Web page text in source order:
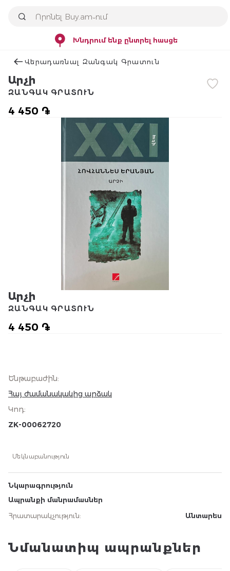
Խնդրում ենք ընտրել հասցե
Վերադառնալ Զանգակ Գրատուն
Արչի
4 450 ֏
ԶԱՆԳԱԿ ԳՐԱՏՈՒՆ
Արչի
4 450 ֏
ԶԱՆԳԱԿ ԳՐԱՏՈՒՆ
Ենթաբաժին:
Հայ ժամանակակից արձակ
Կոդ:
ZK-00062720
Մեկնաբանություն
Նկարագրություն
Ապրանքի մանրամասներ
Հրատարակչություն: Անտարես
Նմանատիպ ապրանքներ